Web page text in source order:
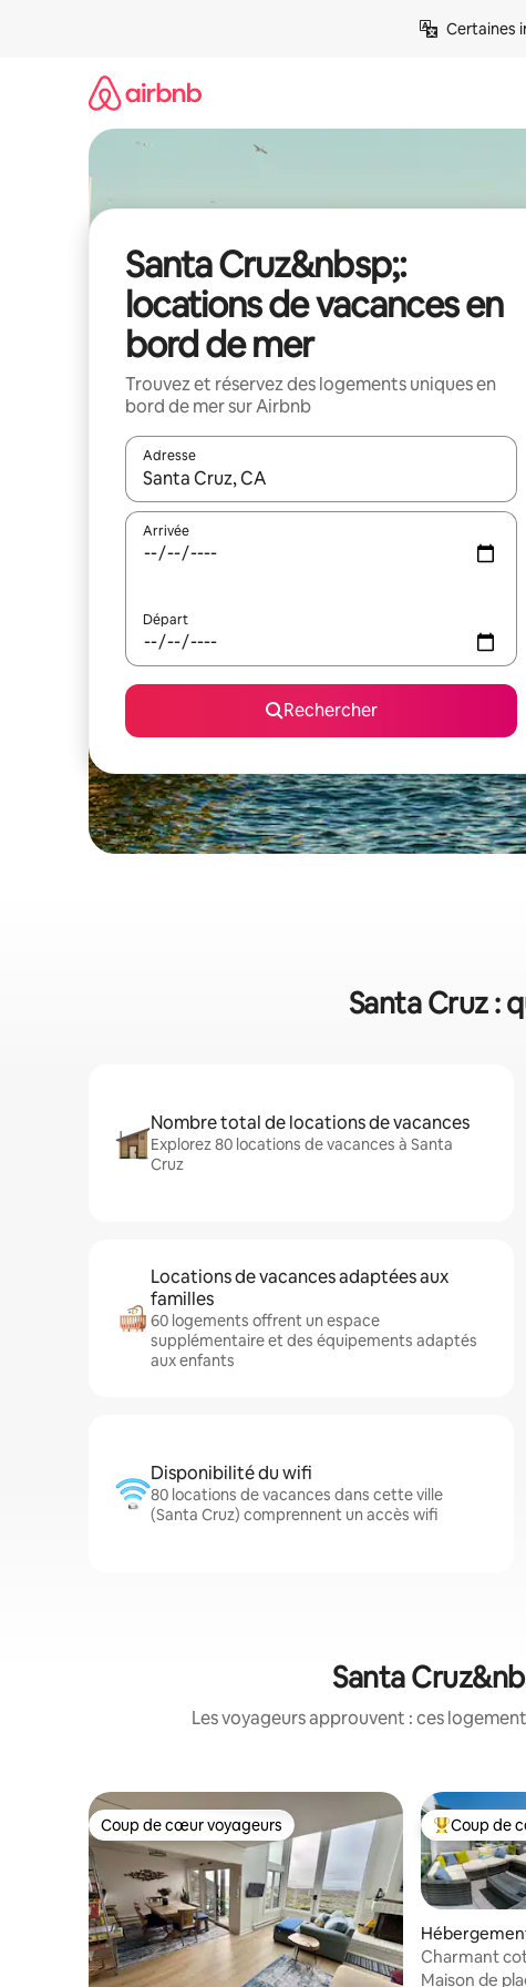
Certaines
Santa Cruz&nbsp;:
locations de vacances en
bord de mer
Trouvez et réservez des logements uniques en
bord de mer sur Airbnb
Adresse
Lorsque les résultats s'affichent, utilisez les flèches
Arrivée
Départ
Rechercher
Santa Cruz :
Nombre total de locations de vacances
Explorez 80 locations de vacances à Santa
Cruz
Locations de vacances adaptées aux
familles
60 logements offrent un espace
supplémentaire et des équipements adaptés
aux enfants
Disponibilité du wifi
80 locations de vacances dans cette ville
(Santa Cruz) comprennent un accès wifi
Santa
Les voyageurs approuvent : ces
Coup de cœur voyageurs
Coup de cœur voyageurs Coups de
Coup de
Charmant
Maison de